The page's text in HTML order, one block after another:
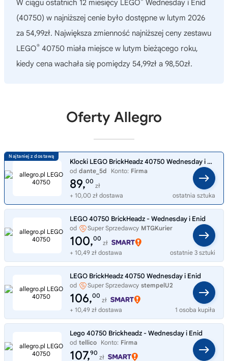
W ciągu ostatnich 12 miesięcy LEGO
Wednesday i Enid
(40750) w najniższej cenie było dostępne w lutym 2026
za 54,99zł. Największa zmienność najniższej ceny zestawu
LEGO® 40750 miała miejsce w lutym bieżącego roku,
kiedy cena wachała się pomiędzy 54,99zł a 98,50zł.
Oferty Allegro
Klocki LEGO BrickHeadz 40750 Wednesday i Enid Rodzina Addamsów
od dante_5d Konto: Firma
89,00
zł
+ 10,00 zł dostawa
ostatnia sztuka
LEGO 40750 BrickHeadz - Wednesday i Enid
od Super Sprzedawcy MTGKurier
100,00
zł
+ 10,49 zł dostawa
ostatnie 3 sztuki
LEGO BrickHeadz 40750 Wednesday i Enid
od Super Sprzedawcy stempelU2
106,00
zł
+ 10,49 zł dostawa
1 osoba kupiła
Lego 40750 Brickheadz - Wednesday i Enid
od tellico Konto: Firma
107,90
zł